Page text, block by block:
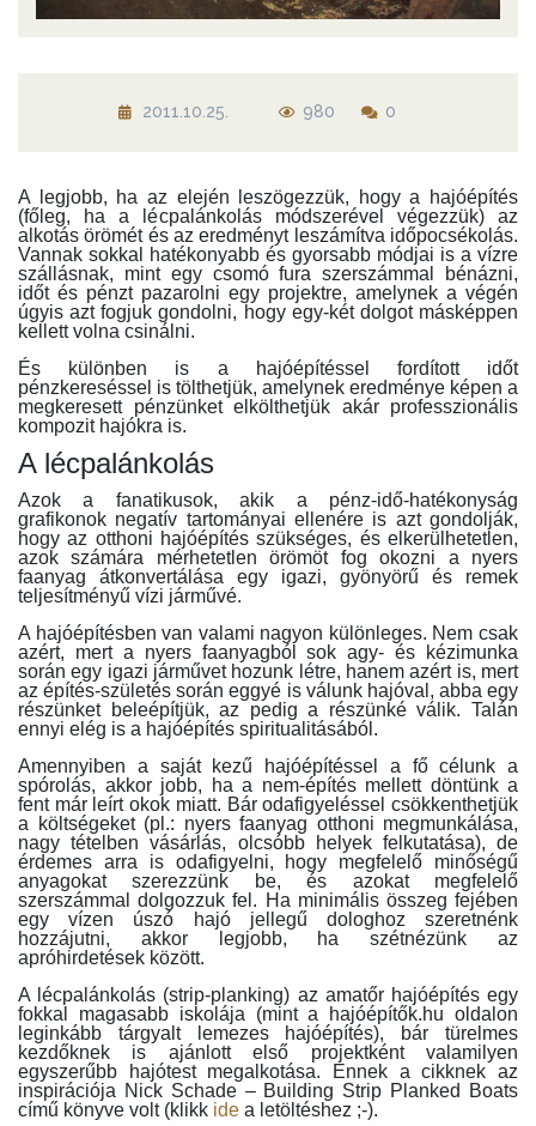
2011.10.25. 980 0
A legjobb, ha az elején leszögezzük, hogy a hajóépítés
(főleg, ha a lécpalánkolás módszerével végezzük) az
alkotás örömét és az eredményt leszámítva időpocsékolás.
Vannak sokkal hatékonyabb és gyorsabb módjai is a vízre
szállásnak, mint egy csomó fura szerszámmal bénázni,
időt és pénzt pazarolni egy projektre, amelynek a végén
úgyis azt fogjuk gondolni, hogy egy-két dolgot másképpen
kellett volna csinálni.
És különben is a hajóépítéssel fordított időt
pénzkereséssel is tölthetjük, amelynek eredménye képen a
megkeresett pénzünket elkölthetjük akár professzionális
kompozit hajókra is.
A lécpalánkolás
Azok a fanatikusok, akik a pénz-idő-hatékonyság
grafikonok negatív tartományai ellenére is azt gondolják,
hogy az otthoni hajóépítés szükséges, és elkerülhetetlen,
azok számára mérhetetlen örömöt fog okozni a nyers
faanyag átkonvertálása egy igazi, gyönyörű és remek
teljesítményű vízi járművé.
A hajóépítésben van valami nagyon különleges. Nem csak
azért, mert a nyers faanyagból sok agy- és kézimunka
során egy igazi járművet hozunk létre, hanem azért is, mert
az építés-születés során eggyé is válunk hajóval, abba egy
részünket beleépítjük, az pedig a részünké válik. Talán
ennyi elég is a hajóépítés spiritualitásából.
Amennyiben a saját kezű hajóépítéssel a fő célunk a
spórolás, akkor jobb, ha a nem-építés mellett döntünk a
fent már leírt okok miatt. Bár odafigyeléssel csökkenthetjük
a költségeket (pl.: nyers faanyag otthoni megmunkálása,
nagy tételben vásárlás, olcsóbb helyek felkutatása), de
érdemes arra is odafigyelni, hogy megfelelő minőségű
anyagokat szerezzünk be, és azokat megfelelő
szerszámmal dolgozzuk fel. Ha minimális összeg fejében
egy vízen úszó hajó jellegű dologhoz szeretnénk
hozzájutni, akkor legjobb, ha szétnézünk az
apróhirdetések között.
A lécpalánkolás (strip-planking) az amatőr hajóépítés egy
fokkal magasabb iskolája (mint a hajóépítők.hu oldalon
leginkább tárgyalt lemezes hajóépítés), bár türelmes
kezdőknek is ajánlott első projektként valamilyen
egyszerűbb hajótest megalkotása. Ennek a cikknek az
inspirációja Nick Schade – Building Strip Planked Boats
című könyve volt (klikk ide a letöltéshez ;-).